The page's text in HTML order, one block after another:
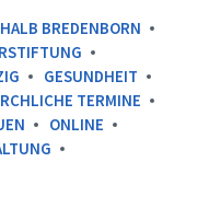
BREDENBORN
GESUNDHEIT
TERMINE
ONLINE